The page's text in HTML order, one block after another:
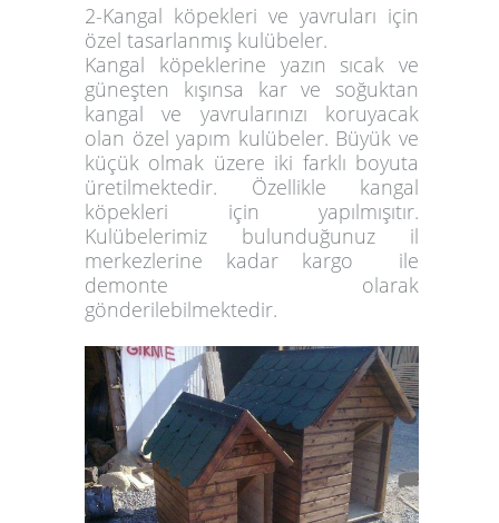
2-Kangal köpekleri ve yavruları için
özel tasarlanmış kulübeler.
Kangal köpeklerine yazın sıcak ve
güneşten kışınsa kar ve soğuktan
kangal ve yavrularınızı koruyacak
olan özel yapım kulübeler. Büyük ve
küçük olmak üzere iki farklı boyuta
üretilmektedir. Özellikle kangal
köpekleri için yapılmışıtır.
Kulübelerimiz bulunduğunuz il
merkezlerine kadar kargo ile
demonte olarak
gönderilebilmektedir.